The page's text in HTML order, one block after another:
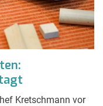
Kretschmann vor